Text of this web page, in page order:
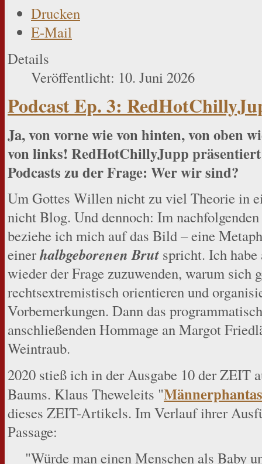
Drucken
E-Mail
Details
Veröffentlicht: 10. Juni 2026
Podcast Ep. 3:
Ja, von vorne wie von hinten, von oben
von links! RedHotChillyJupp
Podcasts zu der Frage: Wer wir sind?
Um Gottes Willen nicht zu viel Theorie in
nicht Blog. Und dennoch: Im
beziehe ich mich auf das Bild – eine
einerhalbgeborenen Brut spricht. Ich
wieder der Frage zuzuwenden, warum sich
rechtsextremistisch orientieren und
Vorbemerkungen. Dann das
anschließenden Hommage an Margot
Weintraub.
2020 stieß ich in der Ausgabe 10 der
Baums. Klaus Theweleits "
dieses ZEIT-Artikels. Im Verlauf ihrer
Passage:
"Würde man einen Menschen als Baby